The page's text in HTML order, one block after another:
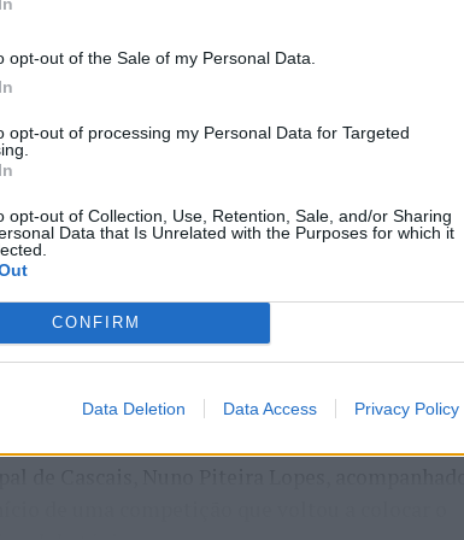
opt-out of the Sale of my Personal Data.
opt-out of processing my Personal Data for Targeted
opt-out of Collection, Use, Retention, Sale, and/or Sharing
Data that Is Unrelated with the Purposes for which it
CONFIRM
Data Deletion Data Access Privacy Policy
os dias 18 e 26 de julho, no Clube de Ténis
o regresso da competição ao circuito
de, na edição anterior, ter integrado o circuito
o primeiro título ATP da carreira ao
uma edição marcada pela elevada
portugueses e pela projeção internacional
nos dias 18 e 19 de julho, reunindo dezenas de
A cerimónia de abertura contou com a